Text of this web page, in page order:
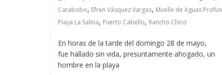
Carabobo, Efren Vásquez Vargas, Muelle de Aguas
Playa La Salina, Puerto Cabello, Rancho Chico
En horas de la tarde del domingo 28 de mayo,
fue hallado sin vida, presuntamente ahogado, un
hombre en la playa